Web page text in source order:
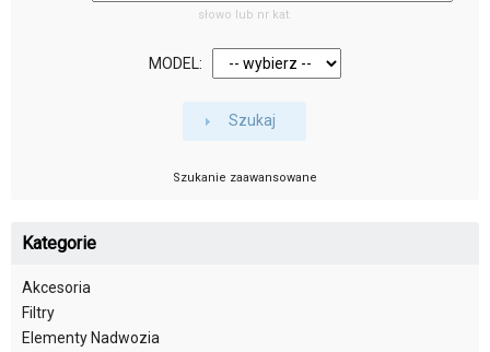
słowo lub nr kat.
MODEL:
Szukaj
Szukanie zaawansowane
Kategorie
Akcesoria
Filtry
Elementy Nadwozia